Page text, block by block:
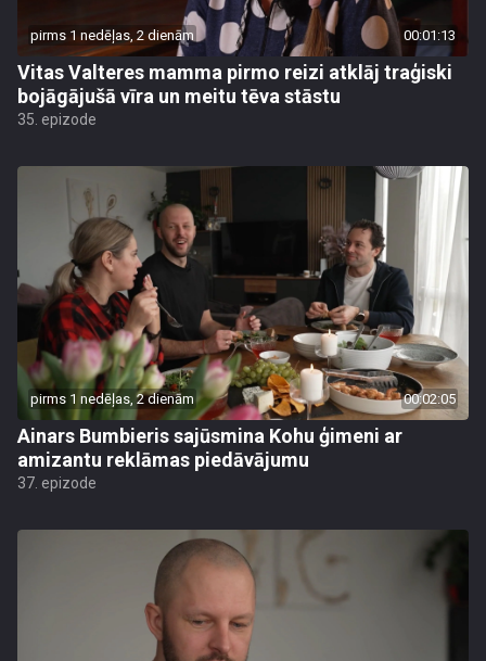
pirms 1 nedēļas, 2 dienām 00:01:13
Vitas Valteres mamma pirmo reizi atklāj traģiski
bojāgājušā vīra un meitu tēva stāstu
35. epizode
pirms 1 nedēļas, 2 dienām 00:02:05
Ainars Bumbieris sajūsmina Kohu ģimeni ar
amizantu reklāmas piedāvājumu
37. epizode